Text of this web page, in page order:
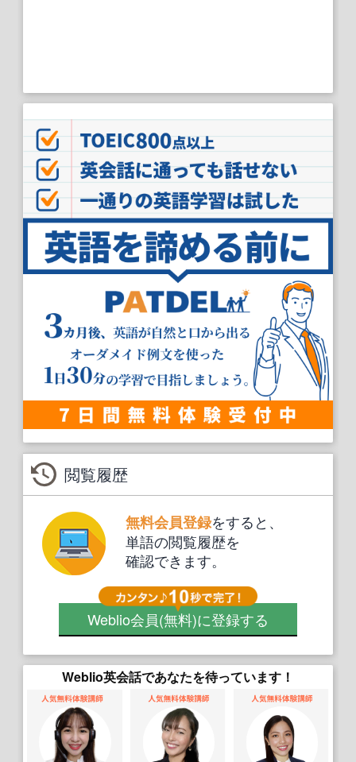
閲覧履歴
無料会員登録をすると、
単語の閲覧履歴を
確認できます。
Weblio会員(無料)に登録する
Weblio英会話であなたを待っています！